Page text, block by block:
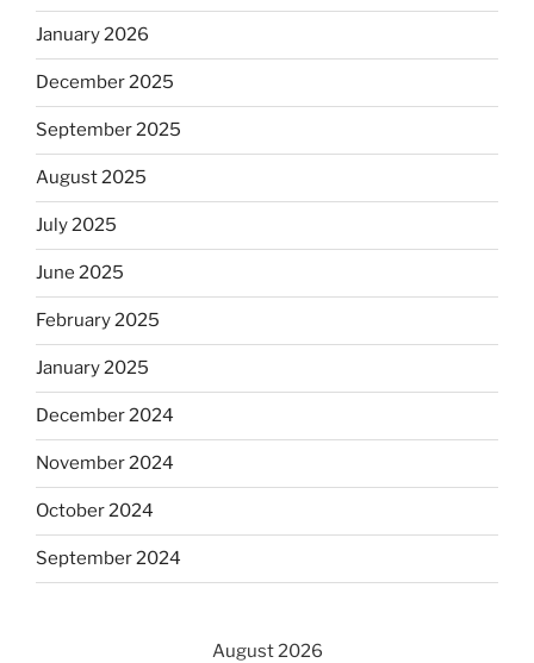
January 2026
December 2025
September 2025
August 2025
July 2025
June 2025
February 2025
January 2025
December 2024
November 2024
October 2024
September 2024
August 2026